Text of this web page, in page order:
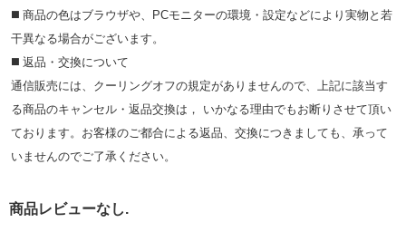
◼️ 商品の⾊はブラウザや、PCモニターの環境・設定などにより実物と若
⼲異なる場合がございます。
◼️ 返品・交換について
通信販売には、クーリングオフの規定がありませんので、上記に該当す
る商品のキャンセル・返品交換は， いかなる理由でもお断りさせて頂い
ております。お客様のご都合による返品、交換につきましても、承って
いませんのでご了承ください。
商品レビューなし.